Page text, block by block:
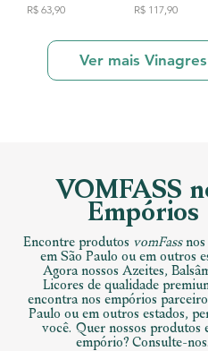
Preço
R$ 63,90 Preço
R$ 117,90
Ver mais Vinagres
VOMFASS
Empórios
Encontre produtos vomFassnos
em São Paulo ou em outros
Agora nossos Azeites,
Licores de qualidade
encontra nos empórios
Paulo ou em outros estados,
você. Quer nossos produtos
empório? Consulte-nos.